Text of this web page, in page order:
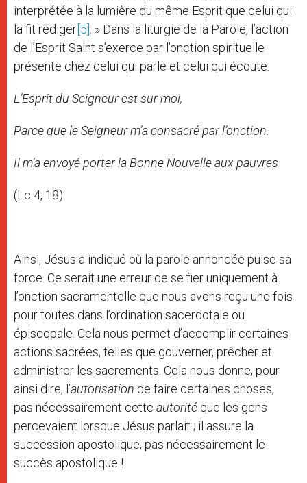
interprétée à la lumière du même Esprit que celui qui
la fit rédiger[5] . » Dans la liturgie de la Parole, l’action
de l’Esprit Saint s’exerce par l’onction spirituelle
présente chez celui qui parle et celui qui écoute.
L’Esprit du Seigneur est sur moi,
Parce que le Seigneur m’a consacré par l’onction.
Il m’a envoyé porter la Bonne Nouvelle aux pauvres
(Lc 4, 18)
Ainsi, Jésus a indiqué où la parole annoncée puise sa
force. Ce serait une erreur de se fier uniquement à
l’onction sacramentelle que nous avons reçu une fois
pour toutes dans l’ordination sacerdotale ou
épiscopale. Cela nous permet d’accomplir certaines
actions sacrées, telles que gouverner, prêcher et
administrer les sacrements. Cela nous donne, pour
ainsi dire, l’autorisation de faire certaines choses,
pas nécessairement cette autorité que les gens
percevaient lorsque Jésus parlait ; il assure la
succession apostolique, pas nécessairement le
succès apostolique !